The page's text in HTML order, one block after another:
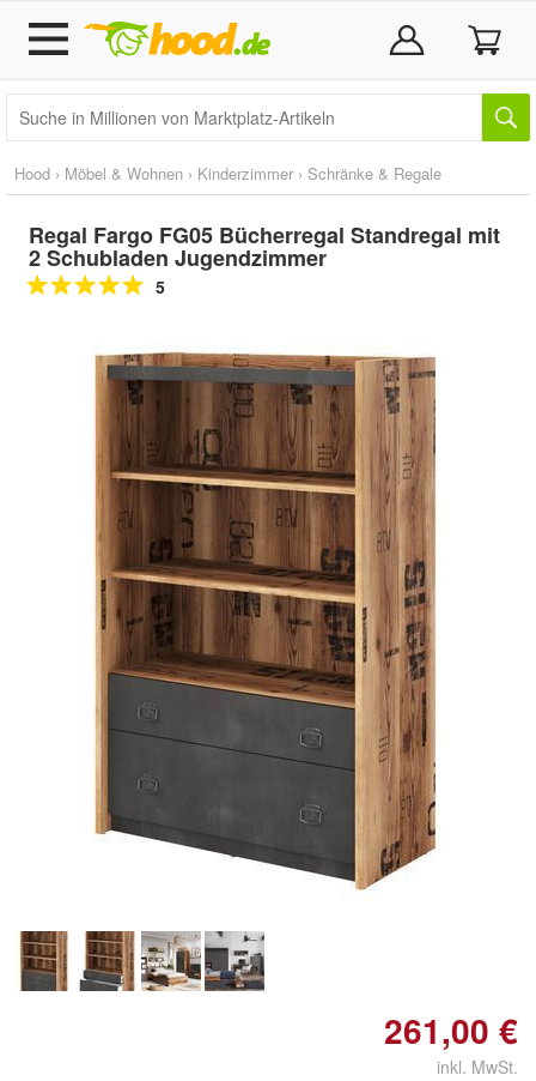
Hood › Möbel & Wohnen › Kinderzimmer › Schränke & Regale
Regal Fargo FG05 Bücherregal Standregal mit
2 Schubladen Jugendzimmer
5
261,00 €
inkl. MwSt.